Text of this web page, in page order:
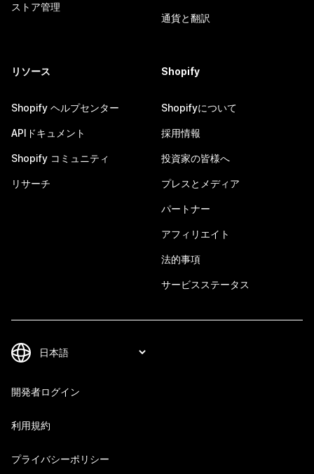
ストア管理
通貨と翻訳
リソース
Shopify ヘルプセンター
APIドキュメント
Shopify コミュニティ
リサーチ
Shopify
Shopifyについて
採用情報
投資家の皆様へ
プレスとメディア
パートナー
アフィリエイト
法的事項
サービスステータス
開発者ログイン
利用規約
プライバシーポリシー